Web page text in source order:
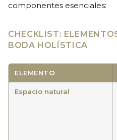
componentes esenciales:
CHECKLIST:
BODA HOLÍSTICA
ELEMENTO
Espacio natural